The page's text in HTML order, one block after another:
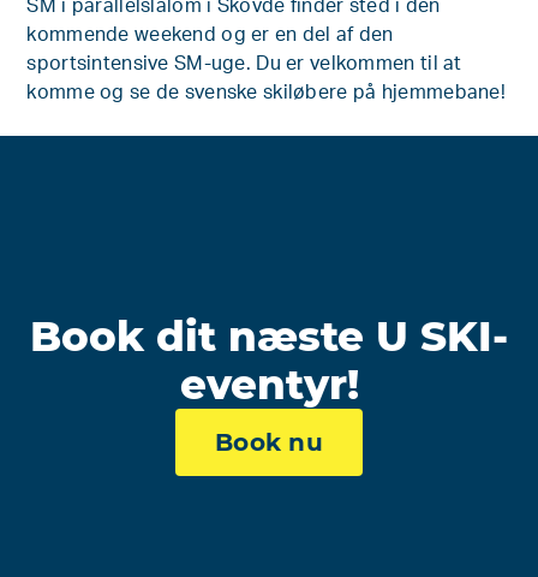
SM i parallelslalom i Skövde finder sted i den
kommende weekend og er en del af den
sportsintensive SM-uge. Du er velkommen til at
komme og se de svenske skiløbere på hjemmebane!
Book dit næste U SKI-
eventyr!
Book nu